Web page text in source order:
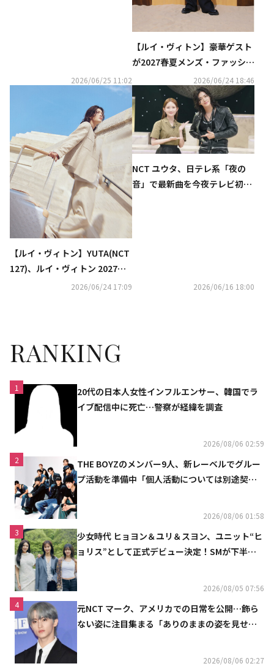
2026/06/25 11:02
【ルイ・ヴィトン】豪華ゲスト
が2027春夏メンズ・ファッショ
2026/06/24 18:46
【ルイ・ヴィトン】YUTA(NCT
127)、ルイ・ヴィトン 2027春
夏メンズ・ファッションショー
2026/06/24 17:09
NCT ユウタ、日テレ系「夜の
音」で最新曲を今夜テレビ初披
2026/06/16 18:00
RANKING
1
20代の日本人女性インフルエンサー、韓国でラ
イブ配信中に死亡…警察が経緯を調査
2026/08/06 02:59
2
THE BOYZのメンバー9人、新レーベルでグルー
プ活動を準備中「個人活動については別途契約
2026/08/06 01:58
3
少女時代 ヒョヨン＆ユリ＆スヨン、ユニット“ヒ
ョリス”として正式デビュー決定！SMが下半期
2026/08/05 07:56
4
元NCT マーク、アメリカでの日常を公開…飾ら
ない姿に注目集まる「ありのままの姿を見せた
2026/08/06 02:27